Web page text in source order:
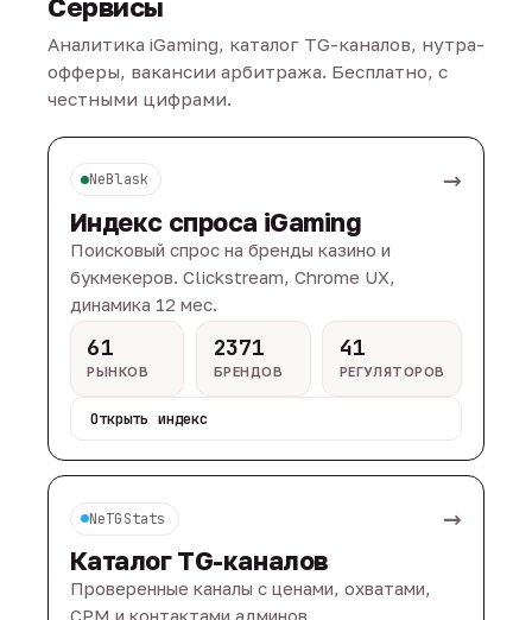
Аналитика iGaming, каталог TG-каналов, нутра-
офферы, вакансии арбитража. Бесплатно, с
честными цифрами.
NeBlask →
Индекс спроса iGaming
Поисковый спрос на бренды казино и
букмекеров. Clickstream, Chrome UX,
динамика 12 мес.
61
РЫНКОВ
2371
БРЕНДОВ
41
РЕГУЛЯТОРОВ
Открыть индекс
NeTGStats →
Каталог TG-каналов
Проверенные каналы с ценами, охватами,
CPM и контактами админов.